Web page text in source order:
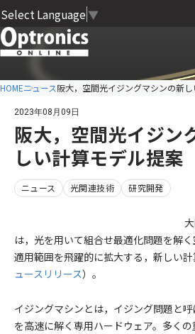
Select Language ▼
HOMEニュース阪大，空間光イジングマシンの新
2023年08月09日
阪大，空間光イジン
しい計算モデル提案
ニュース 光関連技術 研究開発
は，光を用いて組合せ最適化問題を解
適用範囲を飛躍的に拡大する，新しい
ュースリリース）。
イジングマシンとは，イジング問題と
を高速に解く専用ハードウェア。多く